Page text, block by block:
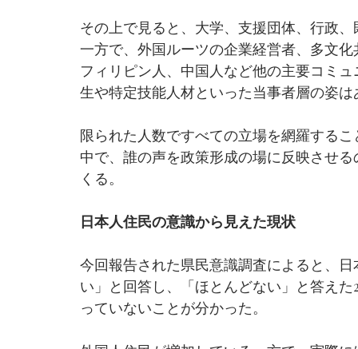
その上で見ると、大学、支援団体、行政
一方で、外国ルーツの企業経営者、多文
フィリピン人、中国人など他の主要コミ
生や特定技能人材といった当事者層の姿
限られた人数ですべての立場を網羅する
中で、誰の声を政策形成の場に反映させ
くる。
日本人住民の意識から見えた現状
今回報告された県民意識調査によると、
い」と回答し、「ほとんどない」と答え
っていないことが分かった。